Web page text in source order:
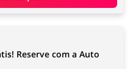
Reserve com a Auto